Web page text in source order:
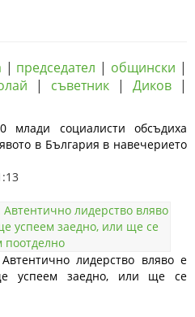
| председател | общински |
| съветник | Диков |
млади социалисти обсъдиха
в България в навечерието
лидерство вляво е
успеем заедно, или ще се